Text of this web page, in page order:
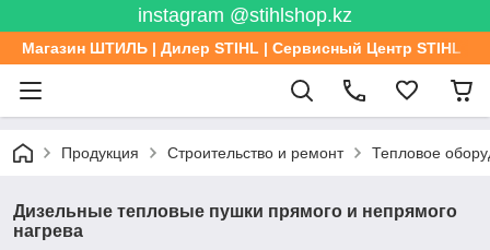
instagram @stihlshop.kz
Магазин ШТИЛЬ | Дилер STIHL | Сервисный Центр STIHL
Продукция Строительство и ремонт Тепловое
Дизельные тепловые пушки прямого и непрямого
нагрева